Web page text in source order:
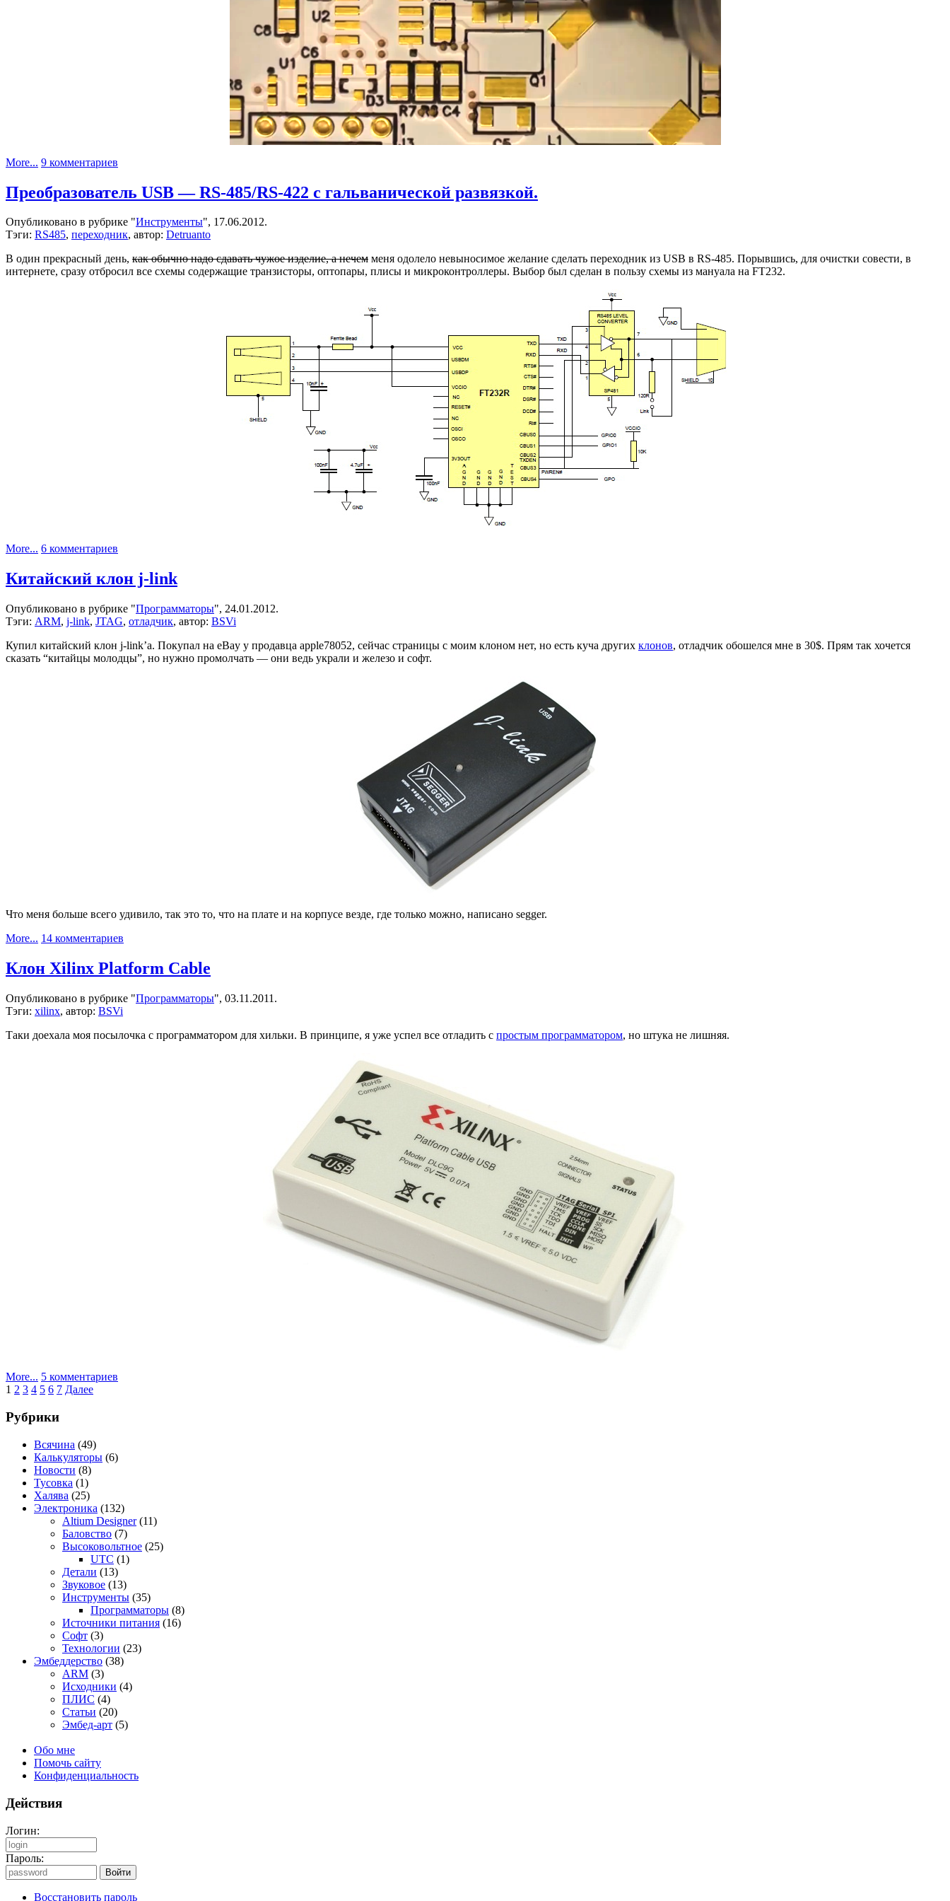
More... 9 комментариев
Несколько
хороших
по
ручному
SMD
Преобразователь USB — RS-485/RS-422 с гальванической развязкой.
Опубликовано в рубрике "Инструменты", 17.06.2012.
Тэги: RS485, переходник, автор: Detruanto
В один прекрасный день, как обычно надо сдавать чужое изделие, а нечем меня одолело невыносимое желание сделать переходник из USB в RS-485. Порывшись, для очистки совести, в
интернете, сразу отбросил все схемы содержащие транзисторы, оптопары, плисы и микроконтроллеры. Выбор был сделан в пользу схемы из мануала на FT232.
More... 6 комментариев
Преобразователь
USB
RS-
485/RS-
с
гальванической
Китайский клон j-link
Опубликовано в рубрике "Программаторы", 24.01.2012.
Тэги: ARM, j-link, JTAG, отладчик, автор: BSVi
Купил китайский клон j-link’а. Покупал на eBay у продавца apple78052, сейчас страницы с моим клоном нет, но есть куча других клонов, отладчик обошелся мне в 30$. Прям так хочется
сказать “китайцы молодцы”, но нужно промолчать — они ведь украли и железо и софт.
Что меня больше всего удивило, так это то, что на плате и на корпусе везде, где только можно, написано segger.
More... 14 комментариев
Китайский
клон
link
Клон Xilinx Platform Cable
Опубликовано в рубрике "Программаторы", 03.11.2011.
Тэги: xilinx, автор: BSVi
Таки доехала моя посылочка с программатором для хильки. В принципе, я уже успел все отладить с простым программатором, но штука не лишняя.
More... 5 комментариев
Пагинация
записей
1 2 3 4 5 6 7 Далее
Рубрики
Всячина (49)
Калькуляторы (6)
Новости (8)
Тусовка (1)
Халява (25)
Электроника (132)
Altium Designer(11)
Баловство (7)
Высоковольтное (25)
UTC (1)
Детали (13)
Звуковое (13)
Инструменты (35)
Программаторы (8)
Источники питания (16)
Софт (3)
Технологии (23)
Эмбеддерство (38)
ARM (3)
Исходники (4)
ПЛИС (4)
Статьи (20)
Эмбед-арт (5)
Обо мне
Помочь сайту
Конфиденциальность
Действия
Логин:
Пароль:
Восстановить пароль